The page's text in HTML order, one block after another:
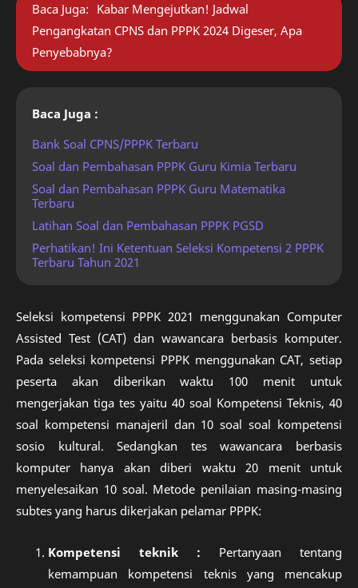
Baca Juga: Kabar Mengejutkan! Jadwal
Pengangkatan CPNS dan PPPK 2024 Digeser, Apa
Penyebabnya?
Baca Juga :
Bank Soal CPNS/PPPK Terbaru
Soal dan Pembahasan PPPK Guru Kimia Terbaru
Soal dan Pembahasan PPPK Guru Matematika
Terbaru
Latihan Soal dan Pembahasan PPPK PGSD
Perhatikan! Ini Ketentuan Seleksi Kompetensi 2 PPPK
Terbaru Tahun 2021
Seleksi kompetensi PPPK 2021 menggunakan Computer
Assisted Test (CAT) dan wawancara berbasis komputer.
Pada seleksi kompetensi PPPK menggunakan CAT, setiap
peserta akan diberikan waktu 100 menit untuk
mengerjakan tiga tes yaitu 40 soal Kompetensi Teknis, 40
soal kompetensi manajeril dan 10 soal soal kompetensi
sosio kultural. Sedangkan tes wawancara berbasis
komputer hanya akan diberi waktu 20 menit untuk
menyelesaikan 10 soal. Metode penilaian masing-masing
subtes yang harus dikerjakan pelamar PPPK:
Kompetensi teknik : Pertanyaan tentang
kemampuan kompetensi teknis yang mencakup